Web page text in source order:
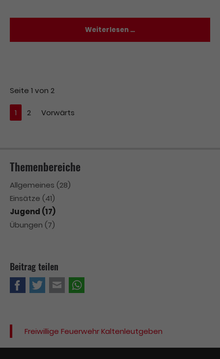
Weiterlesen …
Seite 1 von 2
1 2 Vorwärts
Themenbereiche
Allgemeines (28)
Einsätze (41)
Jugend (17)
Übungen (7)
Beitrag teilen
Facebook
Twitter E-mail
Freiwillige Feuerwehr Kaltenleutgeben